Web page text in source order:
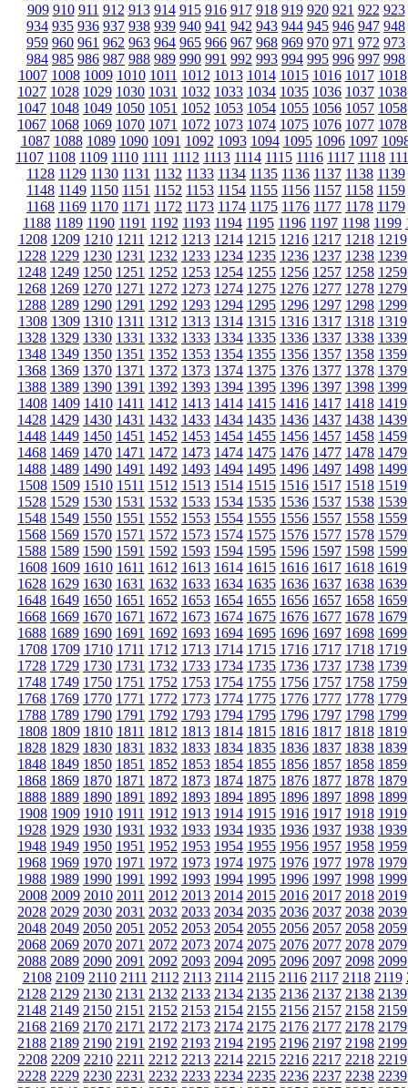
909 910 911 912 913 914 915 916 917 918 919 920 921 922 923
934 935 936 937 938 939 940 941 942 943 944 945 946 947 948
959 960 961 962 963 964 965 966 967 968 969 970 971 972 973
984 985 986 987 988 989 990 991 992 993 994 995 996 997 998
1007 1008 1009 1010 1011 1012 1013 1014 1015 1016 1017 1018
1027 1028 1029 1030 1031 1032 1033 1034 1035 1036 1037 1038
1047 1048 1049 1050 1051 1052 1053 1054 1055 1056 1057 1058
1067 1068 1069 1070 1071 1072 1073 1074 1075 1076 1077 1078
1087 1088 1089 1090 1091 1092 1093 1094 1095 1096 1097
1107 1108 1109 1110 1111 1112 1113 1114 1115 1116 1117 1118
1128 1129 1130 1131 1132 1133 1134 1135 1136 1137 1138 1139
1148 1149 1150 1151 1152 1153 1154 1155 1156 1157 1158 1159
1168 1169 1170 1171 1172 1173 1174 1175 1176 1177 1178 1179
1188 1189 1190 1191 1192 1193 1194 1195 1196 1197 1198 1199
1208 1209 1210 1211 1212 1213 1214 1215 1216 1217 1218 1219
1228 1229 1230 1231 1232 1233 1234 1235 1236 1237 1238 1239
1248 1249 1250 1251 1252 1253 1254 1255 1256 1257 1258 1259
1268 1269 1270 1271 1272 1273 1274 1275 1276 1277 1278 1279
1288 1289 1290 1291 1292 1293 1294 1295 1296 1297 1298 1299
1308 1309 1310 1311 1312 1313 1314 1315 1316 1317 1318 1319
1328 1329 1330 1331 1332 1333 1334 1335 1336 1337 1338 1339
1348 1349 1350 1351 1352 1353 1354 1355 1356 1357 1358 1359
1368 1369 1370 1371 1372 1373 1374 1375 1376 1377 1378 1379
1388 1389 1390 1391 1392 1393 1394 1395 1396 1397 1398 1399
1408 1409 1410 1411 1412 1413 1414 1415 1416 1417 1418 1419
1428 1429 1430 1431 1432 1433 1434 1435 1436 1437 1438 1439
1448 1449 1450 1451 1452 1453 1454 1455 1456 1457 1458 1459
1468 1469 1470 1471 1472 1473 1474 1475 1476 1477 1478 1479
1488 1489 1490 1491 1492 1493 1494 1495 1496 1497 1498 1499
1508 1509 1510 1511 1512 1513 1514 1515 1516 1517 1518 1519
1528 1529 1530 1531 1532 1533 1534 1535 1536 1537 1538 1539
1548 1549 1550 1551 1552 1553 1554 1555 1556 1557 1558 1559
1568 1569 1570 1571 1572 1573 1574 1575 1576 1577 1578 1579
1588 1589 1590 1591 1592 1593 1594 1595 1596 1597 1598 1599
1608 1609 1610 1611 1612 1613 1614 1615 1616 1617 1618 1619
1628 1629 1630 1631 1632 1633 1634 1635 1636 1637 1638 1639
1648 1649 1650 1651 1652 1653 1654 1655 1656 1657 1658 1659
1668 1669 1670 1671 1672 1673 1674 1675 1676 1677 1678 1679
1688 1689 1690 1691 1692 1693 1694 1695 1696 1697 1698 1699
1708 1709 1710 1711 1712 1713 1714 1715 1716 1717 1718 1719
1728 1729 1730 1731 1732 1733 1734 1735 1736 1737 1738 1739
1748 1749 1750 1751 1752 1753 1754 1755 1756 1757 1758 1759
1768 1769 1770 1771 1772 1773 1774 1775 1776 1777 1778 1779
1788 1789 1790 1791 1792 1793 1794 1795 1796 1797 1798 1799
1808 1809 1810 1811 1812 1813 1814 1815 1816 1817 1818 1819
1828 1829 1830 1831 1832 1833 1834 1835 1836 1837 1838 1839
1848 1849 1850 1851 1852 1853 1854 1855 1856 1857 1858 1859
1868 1869 1870 1871 1872 1873 1874 1875 1876 1877 1878 1879
1888 1889 1890 1891 1892 1893 1894 1895 1896 1897 1898 1899
1908 1909 1910 1911 1912 1913 1914 1915 1916 1917 1918 1919
1928 1929 1930 1931 1932 1933 1934 1935 1936 1937 1938 1939
1948 1949 1950 1951 1952 1953 1954 1955 1956 1957 1958 1959
1968 1969 1970 1971 1972 1973 1974 1975 1976 1977 1978 1979
1988 1989 1990 1991 1992 1993 1994 1995 1996 1997 1998 1999
2008 2009 2010 2011 2012 2013 2014 2015 2016 2017 2018 2019
2028 2029 2030 2031 2032 2033 2034 2035 2036 2037 2038 2039
2048 2049 2050 2051 2052 2053 2054 2055 2056 2057 2058 2059
2068 2069 2070 2071 2072 2073 2074 2075 2076 2077 2078 2079
2088 2089 2090 2091 2092 2093 2094 2095 2096 2097 2098 2099
2108 2109 2110 2111 2112 2113 2114 2115 2116 2117 2118 2119
2128 2129 2130 2131 2132 2133 2134 2135 2136 2137 2138 2139
2148 2149 2150 2151 2152 2153 2154 2155 2156 2157 2158 2159
2168 2169 2170 2171 2172 2173 2174 2175 2176 2177 2178 2179
2188 2189 2190 2191 2192 2193 2194 2195 2196 2197 2198 2199
2208 2209 2210 2211 2212 2213 2214 2215 2216 2217 2218 2219
2228 2229 2230 2231 2232 2233 2234 2235 2236 2237 2238 2239